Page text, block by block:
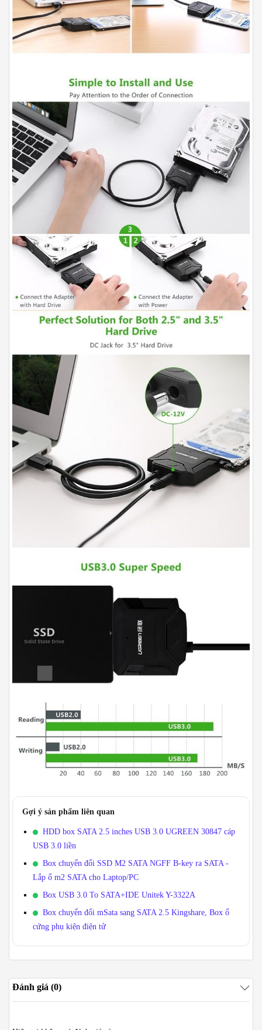
Gợi ý sản phẩm liên quan
HDD box SATA 2.5 inches USB 3.0 UGREEN 30847 cáp
USB 3.0 liền
Box chuyển đổi SSD M2 SATA NGFF B-key ra SATA -
Lắp ổ m2 SATA cho Laptop/PC
Box USB 3.0 To SATA+IDE Unitek Y-3322A
Box chuyển đổi mSata sang SATA 2.5 Kingshare, Box ổ
cứng phụ kiện điện tử
Đánh giá (0)